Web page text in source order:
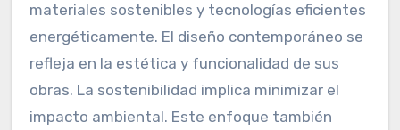
materiales sostenibles y tecnologías eficientes
energéticamente. El diseño contemporáneo se
refleja en la estética y funcionalidad de sus
obras. La sostenibilidad implica minimizar el
impacto ambiental. Este enfoque también